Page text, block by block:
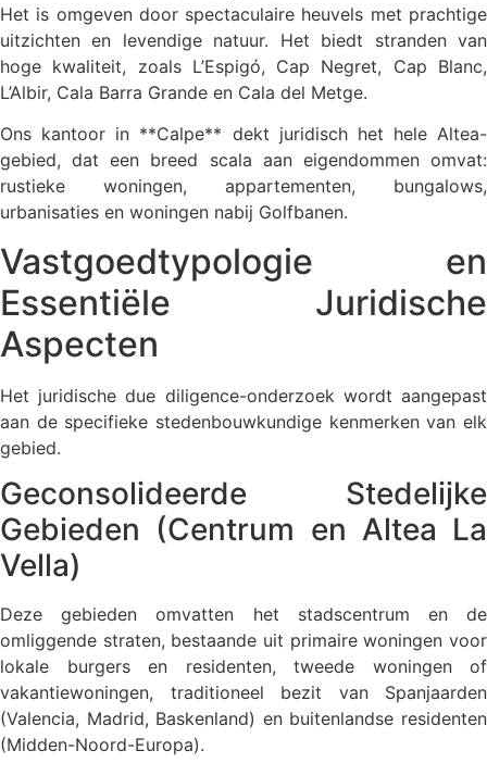
Het is omgeven door spectaculaire heuvels met prachtige
uitzichten en levendige natuur. Het biedt stranden van
hoge kwaliteit, zoals L’Espigó, Cap Negret, Cap Blanc,
L’Albir, Cala Barra Grande en Cala del Metge.
Ons kantoor in **Calpe** dekt juridisch het hele Altea-
gebied, dat een breed scala aan eigendommen omvat:
rustieke woningen, appartementen, bungalows,
urbanisaties en woningen nabij Golfbanen.
Vastgoedtypologie en
Essentiële Juridische
Aspecten
Het juridische due diligence-onderzoek wordt aangepast
aan de specifieke stedenbouwkundige kenmerken van elk
gebied.
Geconsolideerde Stedelijke
Gebieden (Centrum en Altea La
Vella)
Deze gebieden omvatten het stadscentrum en de
omliggende straten, bestaande uit primaire woningen voor
lokale burgers en residenten, tweede woningen of
vakantiewoningen, traditioneel bezit van Spanjaarden
(Valencia, Madrid, Baskenland) en buitenlandse residenten
(Midden-Noord-Europa).